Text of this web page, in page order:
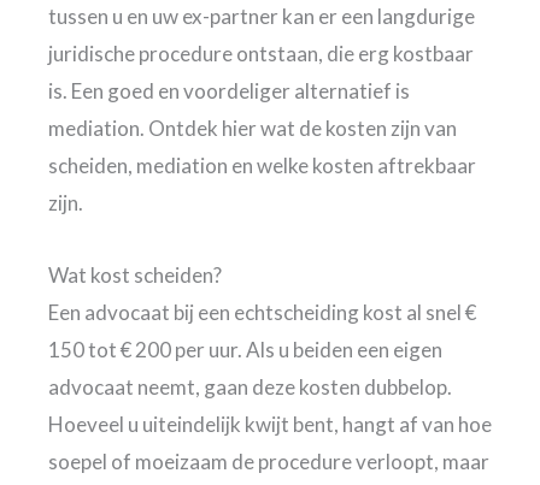
tussen u en uw ex-partner kan er een langdurige
juridische procedure ontstaan, die erg kostbaar
is. Een goed en voordeliger alternatief is
mediation. Ontdek hier wat de kosten zijn van
scheiden, mediation en welke kosten aftrekbaar
zijn.
Wat kost scheiden?
Een advocaat bij een echtscheiding kost al snel €
150 tot € 200 per uur. Als u beiden een eigen
advocaat neemt, gaan deze kosten dubbelop.
Hoeveel u uiteindelijk kwijt bent, hangt af van hoe
soepel of moeizaam de procedure verloopt, maar